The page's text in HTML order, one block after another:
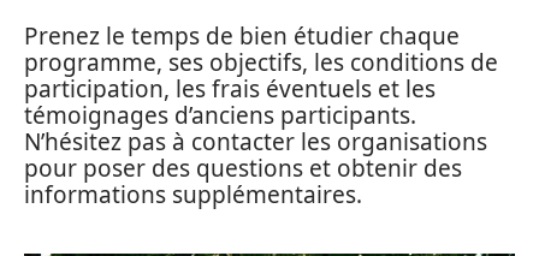
Prenez le temps de bien étudier chaque
programme, ses objectifs, les conditions de
participation, les frais éventuels et les
témoignages d’anciens participants.
N’hésitez pas à contacter les organisations
pour poser des questions et obtenir des
informations supplémentaires.